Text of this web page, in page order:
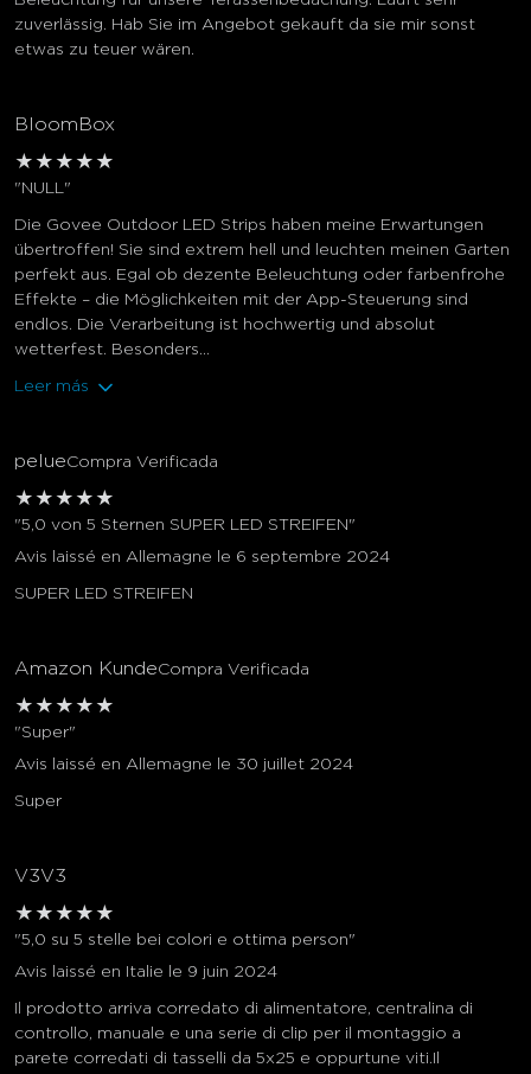
zuverlässig. Hab Sie im Angebot gekauft da sie mir sonst
etwas zu teuer wären.
BloomBox
★ ★ ★ ★ ★
"NULL"
Die Govee Outdoor LED Strips haben meine Erwartungen
übertroffen! Sie sind extrem hell und leuchten meinen Garten
perfekt aus. Egal ob dezente Beleuchtung oder farbenfrohe
Effekte – die Möglichkeiten mit der App-Steuerung sind
endlos. Die Verarbeitung ist hochwertig und absolut
wetterfest. Besonders...
Leer más
pelueCompra Verificada
★ ★ ★ ★ ★
"5,0 von 5 Sternen SUPER LED STREIFEN"
Avis laissé en Allemagne le 6 septembre 2024
SUPER LED STREIFEN
Amazon KundeCompra Verificada
★ ★ ★ ★ ★
"Super"
Avis laissé en Allemagne le 30 juillet 2024
Super
V3V3
★ ★ ★ ★ ★
"5,0 su 5 stelle bei colori e ottima person"
Avis laissé en Italie le 9 juin 2024
Il prodotto arriva corredato di alimentatore, centralina di
controllo, manuale e una serie di clip per il montaggio a
parete corredati di tasselli da 5x25 e oppurtune viti.Il